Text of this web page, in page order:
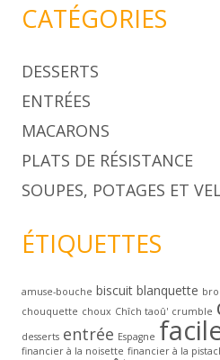
CATÉGORIES
DESSERTS
ENTRÉES
MACARONS
PLATS DE RÉSISTANCE
SOUPES, POTAGES ET
ÉTIQUETTES
amuse-bouche biscuit blanquette
chouquette choux Chîch taoû' crumble
desserts entrée Espagne
financier à la noisette financier à la